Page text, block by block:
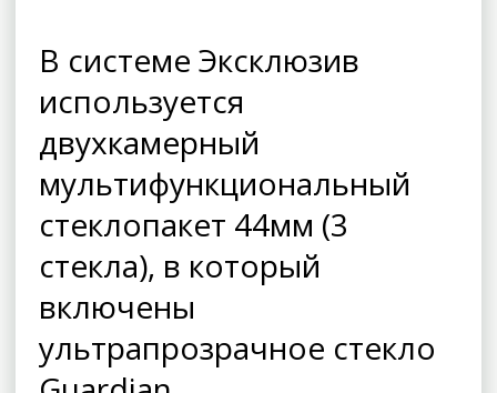
В системе Эксклюзив
используется
двухкамерный
мультифункциональный
стеклопакет 44мм (3
стекла), в который
включены
ультрапрозрачное стекло